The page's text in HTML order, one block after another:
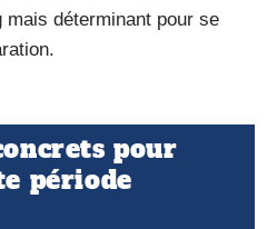
déterminant pour se
pour
période